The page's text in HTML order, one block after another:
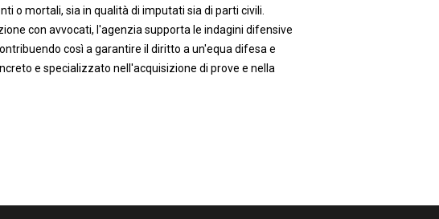
o mortali, sia in qualità di imputati sia di parti civili.
con avvocati, l'agenzia supporta le indagini difensive
così a garantire il diritto a un'equa difesa e
e specializzato nell'acquisizione di prove e nella